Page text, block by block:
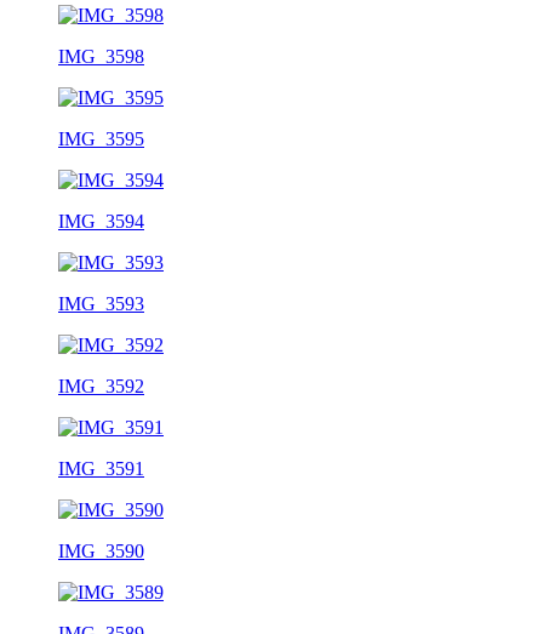
IMG_3598
IMG_3595
IMG_3594
IMG_3593
IMG_3592
IMG_3591
IMG_3590